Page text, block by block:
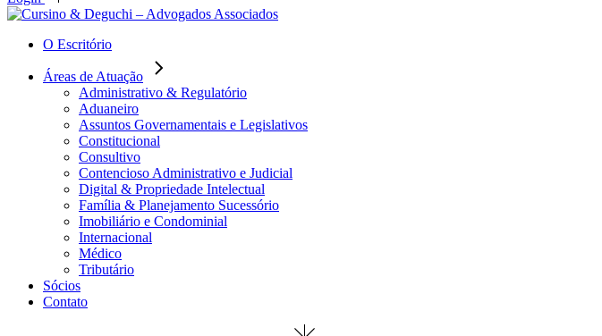
O Escritório
Áreas de Atuação
Administrativo & Regulatório
Aduaneiro
Assuntos Governamentais e Legislativos
Constitucional
Consultivo
Contencioso Administrativo e Judicial
Digital & Propriedade Intelectual
Família & Planejamento Sucessório
Imobiliário e Condominial
Internacional
Médico
Tributário
Sócios
Contato